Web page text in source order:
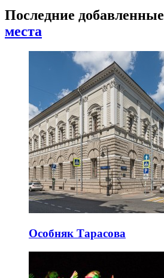
Последние добавленные
места
Особняк Тарасова